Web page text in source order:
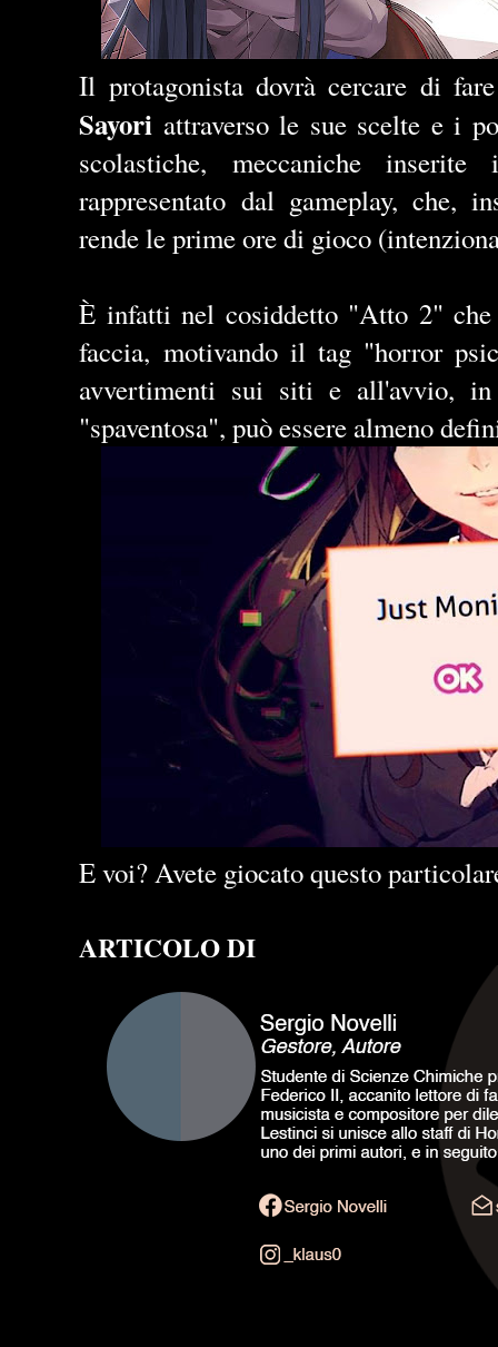
Il protagonista dovrà cercare di
Sayori attraverso le sue scelte e i
scolastiche, meccaniche
rappresentato dal gameplay, che,
rende le prime ore di gioco
È infatti nel cosiddetto "Atto 2"
faccia, motivando il tag "horror
avvertimenti sui siti e all'avvio, in
"spaventosa", può essere almeno
E voi? Avete giocato questo
ARTICOLO DI